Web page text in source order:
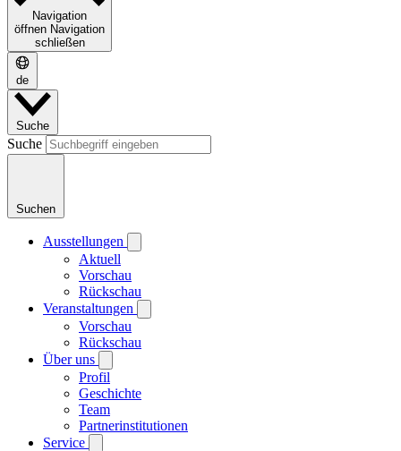
Navigation
öffnen Navigation
schließen
de
Suche
Suche
Suchen
Ausstellungen
Aktuell
Vorschau
Rückschau
Veranstaltungen
Vorschau
Rückschau
Über uns
Profil
Geschichte
Team
Partnerinstitutionen
Service